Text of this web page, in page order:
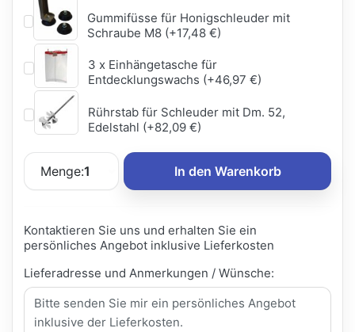
Gummifüsse für Honigschleuder mit
Schraube M8 (+17,48 €)
3 x Einhängetasche für
Entdecklungswachs (+46,97 €)
Rührstab für Schleuder mit Dm. 52,
Edelstahl (+82,09 €)
Menge:1 In den Warenkorb
Kontaktieren Sie uns und erhalten Sie ein
persönliches Angebot inklusive Lieferkosten
Lieferadresse und Anmerkungen / Wünsche: